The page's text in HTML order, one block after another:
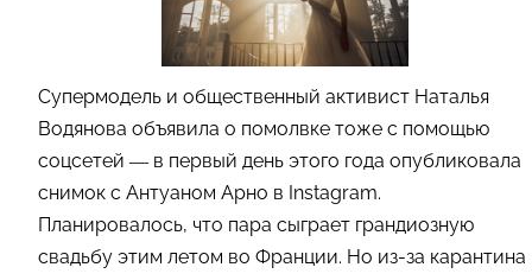
Супермодель и общественный активист Наталья
Водянова объявила о помолвке тоже с помощью
соцсетей — в первый день этого года опубликовала
снимок с Антуаном Арно в Instagram.
Планировалось, что пара сыграет грандиозную
свадьбу этим летом во Франции. Но из-за карантина